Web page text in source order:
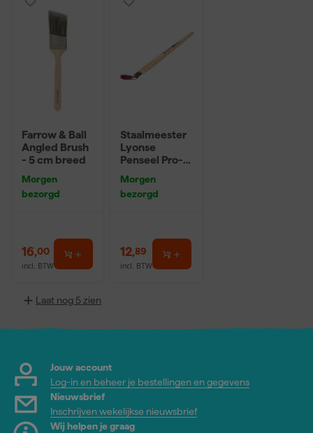
Farrow & Ball
Angled Brush
- 5 cm breed
Morgen
bezorgd
16,00
incl. BTW
Staalmeester
Lyonse
Penseel Pro-
16
Morgen
bezorgd
12,89
incl. BTW
Laat nog 5 zien
Jouw account
Log-in en beheer je bestellingen en gegevens
Nieuwsbrief
Inschrijven wekelijkse nieuwsbrief
Wij helpen je graag